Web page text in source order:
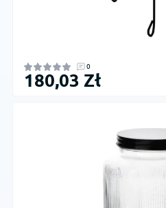
0
180,03 Zł